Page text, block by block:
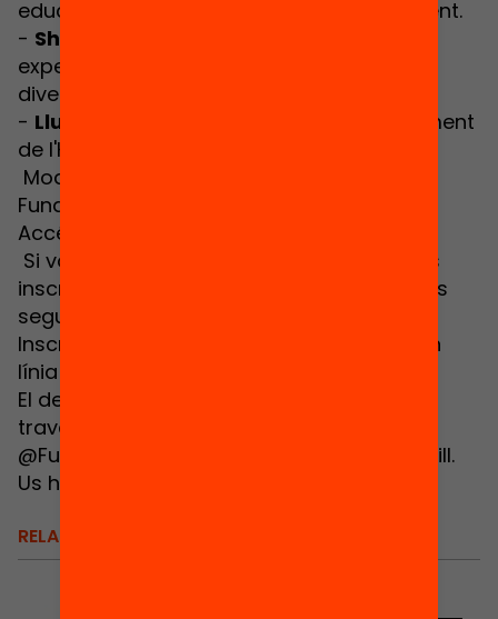
educatives del Departament d'Ensenyament.
- Sheila González
experta en polítiques de gestió de la
diversitat.
- Lluís Esteve
, regidor d'educació Ajuntament
de l'Hospitalet
Moderarà:
Fundació Jaume Bofill.
Accés lliure i gratuït.
Si vols asistir de forma presencial, et pots
inscriure aquí: Inscripció presencial; i si vols
seguir-hoen directe et pots inscriure aquí:
Inscripció per streaming (retransmissió en
línia de l'acte).
El debat es podrà seguir per streaming a
través d'aquesta web, i també per twitter
@FundacioBofill i amb el hastag #aulabofill.
Us hi esperem!
RELACIONATS